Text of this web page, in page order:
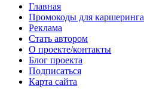
Главная
Промокоды для каршеринга
Реклама
Стать автором
О проекте/контакты
Блог проекта
Подписаться
Карта сайта